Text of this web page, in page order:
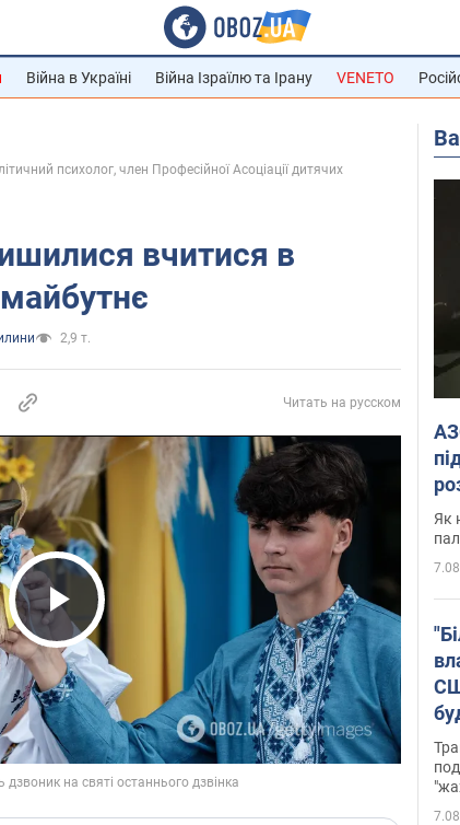
Війна в Україні Війна Ізраїлю та Ірану VENETO
психолог, член Професійної Асоціації дитячих
вчитися в
2,9 т.
Читать на русском
Play Video
Як